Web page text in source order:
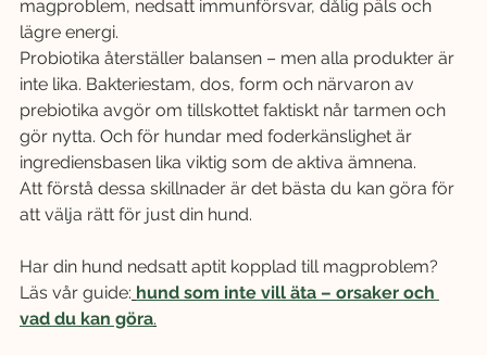
magproblem, nedsatt immunförsvar, dålig päls och
lägre energi.
Probiotika återställer balansen – men alla produkter är
inte lika. Bakteriestam, dos, form och närvaron av
prebiotika avgör om tillskottet faktiskt når tarmen och
gör nytta. Och för hundar med foderkänslighet är
ingrediensbasen lika viktig som de aktiva ämnena.
Att förstå dessa skillnader är det bästa du kan göra för
att välja rätt för just din hund.
Har din hund nedsatt aptit kopplad till magproblem?
Läs vår guide: hund som inte vill äta – orsaker och
vad du kan göra.